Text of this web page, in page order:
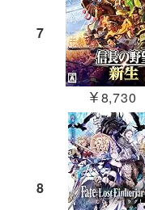
7
￥8,730
8